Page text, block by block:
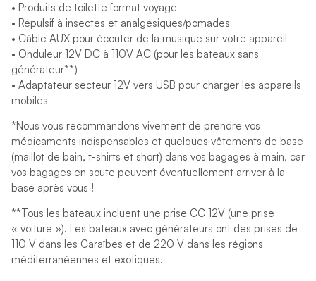
• Produits de toilette format voyage
• Répulsif à insectes et analgésiques/pomades
• Câble AUX pour écouter de la musique sur votre appareil
• Onduleur 12V DC à 110V AC (pour les bateaux sans
générateur**)
• Adaptateur secteur 12V vers USB pour charger les appareils
mobiles
*Nous vous recommandons vivement de prendre vos
médicaments indispensables et quelques vêtements de base
(maillot de bain, t-shirts et short) dans vos bagages à main, car
vos bagages en soute peuvent éventuellement arriver à la
base après vous !
**Tous les bateaux incluent une prise CC 12V (une prise
« voiture »). Les bateaux avec générateurs ont des prises de
110 V dans les Caraïbes et de 220 V dans les régions
méditerranéennes et exotiques.